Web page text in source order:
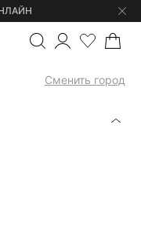
Сменить город
ПЛАТЬЕ МИДИ С